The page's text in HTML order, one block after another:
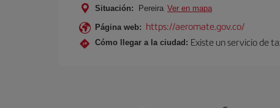
Situación: Pereira Ver en mapa
Página web: https://aeromate.gov.co/
Cómo llegar a la ciudad: Existe un servicio de